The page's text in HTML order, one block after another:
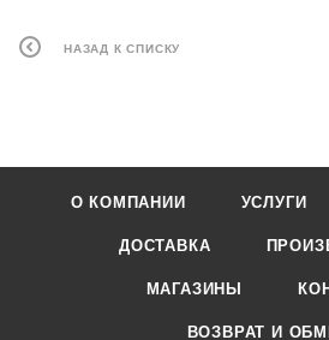
НАЗАД К СПИСКУ
О КОМПАНИИ УСЛУГИ
ДОСТАВКА
МАГАЗИНЫ
ВОЗВРАТ И